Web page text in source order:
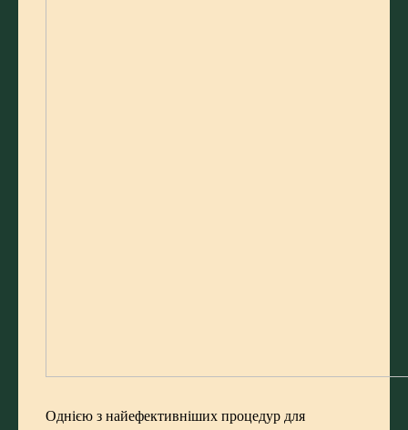
Однією з найефективніших процедур для